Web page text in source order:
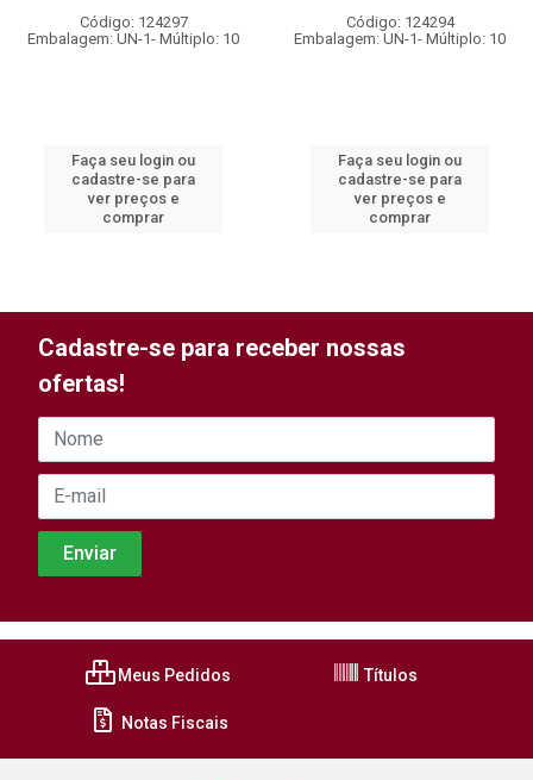
Código: 124297
Embalagem: UN-1- Múltiplo: 10
Faça seu login ou
cadastre-se para
ver preços e
comprar
Código: 124294
Embalagem: UN-1- Múltiplo: 10
Faça seu login ou
cadastre-se para
ver preços e
comprar
Cadastre-se para receber nossas
ofertas!
Meus Pedidos Títulos
Notas Fiscais